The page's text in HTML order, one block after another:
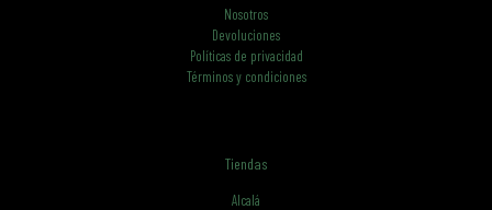
Nosotros
Devoluciones
Políticas de privacidad
Términos y condiciones
Tiendas
Alcalá